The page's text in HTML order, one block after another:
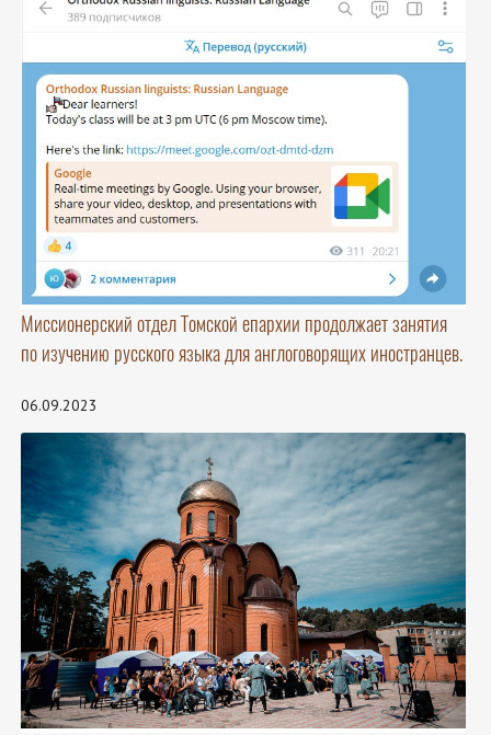
Миссионерский отдел Томской епархии продолжает занятия
по изучению русского языка для англоговорящих иностранцев.
06.09.2023